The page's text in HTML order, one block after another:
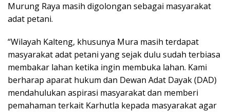
Murung Raya masih digolongan sebagai masyarakat
adat petani.
“Wilayah Kalteng, khusunya Mura masih terdapat
masyarakat adat petani yang sejak dulu sudah terbiasa
membakar lahan ketika ingin membuka lahan. Kami
berharap aparat hukum dan Dewan Adat Dayak (DAD)
mendahulukan aspirasi masyarakat dan memberi
pemahaman terkait Karhutla kepada masyarakat agar